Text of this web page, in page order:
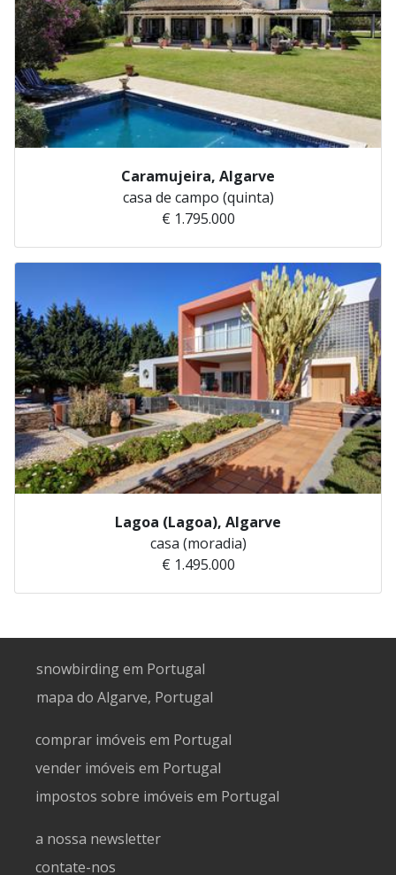
Caramujeira, Algarve
casa de campo (quinta)
€ 1.795.000
Lagoa (Lagoa), Algarve
casa (moradia)
€ 1.495.000
snowbirding em Portugal
mapa do Algarve, Portugal
comprar imóveis em Portugal
vender imóveis em Portugal
impostos sobre imóveis em Portugal
a nossa newsletter
contate-nos